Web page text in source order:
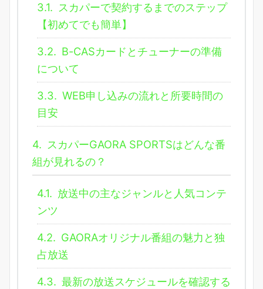
3.1. スカパーで契約するまでのステップ
【初めてでも簡単】
3.2. B-CASカードとチューナーの準備
について
3.3. WEB申し込みの流れと所要時間の
目安
4. スカパーGAORA SPORTSはどんな番
組が見れるの？
4.1. 放送中の主なジャンルと人気コンテ
ンツ
4.2. GAORAオリジナル番組の魅力と独
占放送
4.3. 最新の放送スケジュールを確認する